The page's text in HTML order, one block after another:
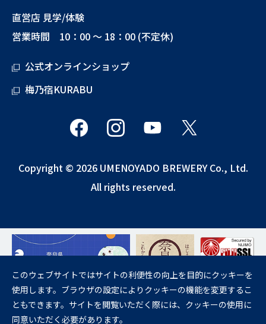
直営店 見学/体験
営業時間 10：00 ～ 18：00 (不定休)
公式オンラインショップ
梅乃宿KURABU
Copyright © 2026 UMENOYADO BREWERY Co., Ltd.
All rights reserved.
飲酒は20歳になってから。
妊娠中や授乳期の飲酒は、胎児・乳児の発育に悪影響を与えるおそれが
あります。
このウェブサイトではサイトの利便性の向上を目的にクッキーを
使用します。ブラウザの設定によりクッキーの機能を変更するこ
ともできます。サイトを閲覧いただく際には、クッキーの使用に
同意いただく必要があります。